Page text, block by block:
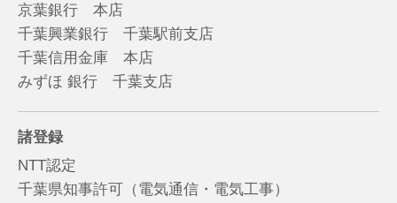
京葉銀行 本店
千葉興業銀行 千葉駅前支店
千葉信用金庫 本店
みずほ 銀行 千葉支店
諸登録
NTT認定
千葉県知事許可（電気通信・電気工事）